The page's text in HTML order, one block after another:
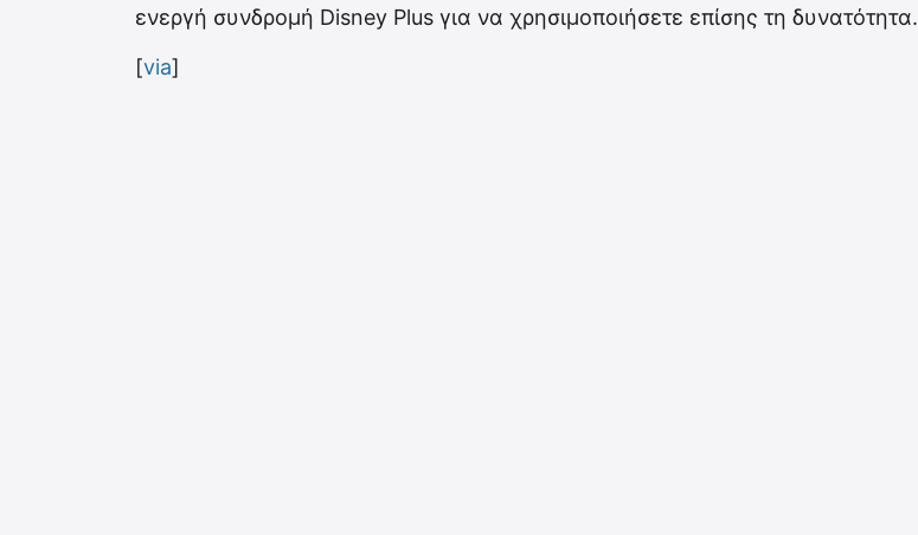
ενεργή συνδρομή Disney Plus για να χρησιμοποιήσετε επίσης τη δυνατότητα.
[via]